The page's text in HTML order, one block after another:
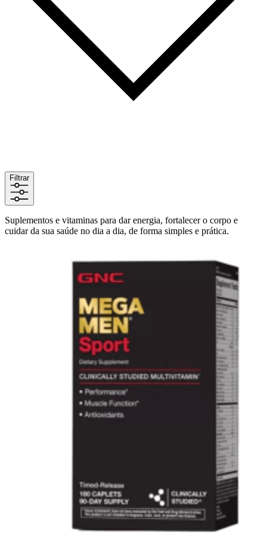
Filtrar
Suplementos e vitaminas para dar energia, fortalecer o corpo e
cuidar da sua saúde no dia a dia, de forma simples e prática.